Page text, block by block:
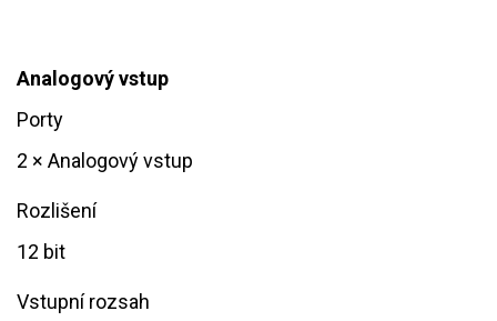
Analogový vstup
Porty
2 × Analogový vstup
Rozlišení
12 bit
Vstupní rozsah